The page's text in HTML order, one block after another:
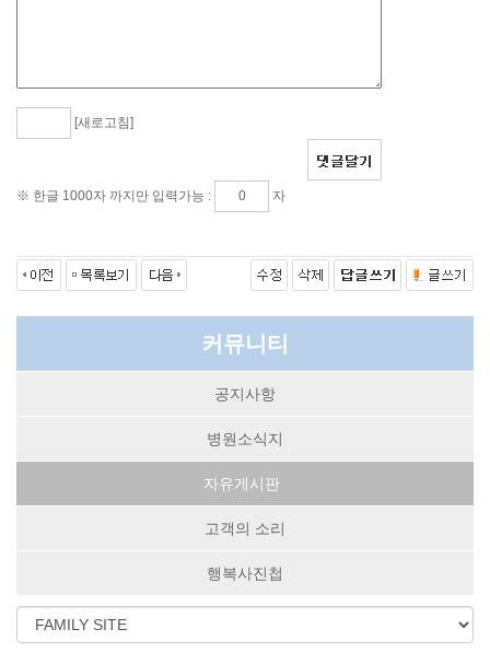
[새로고침]
※ 한글 1000자 까지만 입력가능 : 자
커뮤니티
공지사항
병원소식지
자유게시판
고객의 소리
행복사진첩